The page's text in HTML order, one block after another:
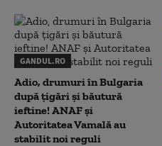
GANDUL.RO
Adio, drumuri în Bulgaria
după țigări și băutură
ieftine! ANAF și
Autoritatea Vamală au
stabilit noi reguli